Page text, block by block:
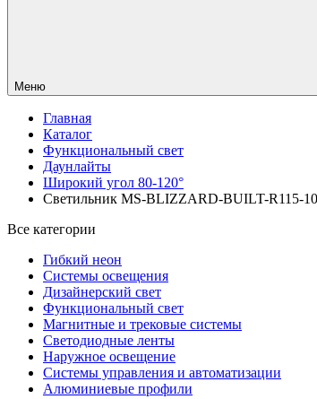
Меню
Главная
Каталог
Функциональный свет
Даунлайты
Широкий угол 80-120°
Светильник MS-BLIZZARD-BUILT-R115-
Все категории
Гибкий неон
Системы освещения
Дизайнерский свет
Функциональный свет
Магнитные и трековые системы
Светодиодные ленты
Наружное освещение
Системы управления и автоматизации
Алюминиевые профили